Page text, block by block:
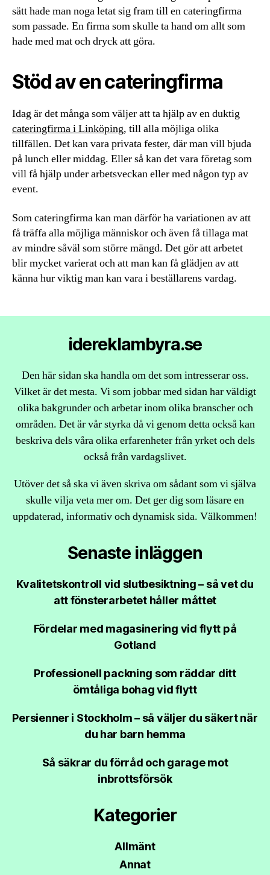
sätt hade man noga letat sig fram till en cateringfirma
som passade. En firma som skulle ta hand om allt som
hade med mat och dryck att göra.
Stöd av en cateringfirma
Idag är det många som väljer att ta hjälp av en duktig
cateringfirma i Linköping, till alla möjliga olika
tillfällen. Det kan vara privata fester, där man vill bjuda
på lunch eller middag. Eller så kan det vara företag som
vill få hjälp under arbetsveckan eller med någon typ av
event.
Som cateringfirma kan man därför ha variationen av att
få träffa alla möjliga människor och även få tillaga mat
av mindre såväl som större mängd. Det gör att arbetet
blir mycket varierat och att man kan få glädjen av att
känna hur viktig man kan vara i beställarens vardag.
idereklambyra.se
Den här sidan ska handla om det som intresserar oss.
Vilket är det mesta. Vi som jobbar med sidan har väldigt
olika bakgrunder och arbetar inom olika branscher och
områden. Det är vår styrka då vi genom detta också kan
beskriva dels våra olika erfarenheter från yrket och dels
också från vardagslivet.
Utöver det så ska vi även skriva om sådant som vi själva
skulle vilja veta mer om. Det ger dig som läsare en
uppdaterad, informativ och dynamisk sida. Välkommen!
Senaste inläggen
Kvalitetskontroll vid slutbesiktning – så vet du
att fönsterarbetet håller måttet
Fördelar med magasinering vid flytt på
Gotland
Professionell packning som räddar ditt
ömtåliga bohag vid flytt
Persienner i Stockholm – så väljer du säkert när
du har barn hemma
Så säkrar du förråd och garage mot
inbrottsförsök
Kategorier
Allmänt
Annat